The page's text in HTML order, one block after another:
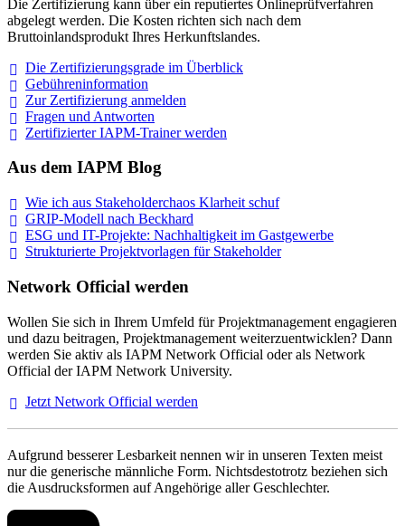
Die Zertifizierung kann über ein reputiertes Onlineprüfverfahren
abgelegt werden. Die Kosten richten sich nach dem
Bruttoinlandsprodukt Ihres Herkunftslandes.
Die Zertifizierungsgrade im Überblick
Gebühreninformation
Zur Zertifizierung anmelden
Fragen und Antworten
Zertifizierter IAPM-Trainerwerden
Aus dem IAPM Blog
Wie ich aus Stakeholderchaos Klarheit schuf
GRIP-Modell nach Beckhard
ESG und IT-Projekte: Nachhaltigkeit im Gastgewerbe
Strukturierte Projektvorlagen für Stakeholder
Network Official werden
Wollen Sie sich in Ihrem Umfeld für Projektmanagement engagieren
und dazu beitragen, Projektmanagement weiterzuentwicklen? Dann
werden Sie aktiv als IAPM Network Official oder als Network
Official der IAPM Network University.
Jetzt Network Official werden
Aufgrund besserer Lesbarkeit nennen wir in unseren Texten meist
nur die generische männliche Form. Nichtsdestotrotz beziehen sich
die Ausdrucksformen auf Angehörige aller Geschlechter.